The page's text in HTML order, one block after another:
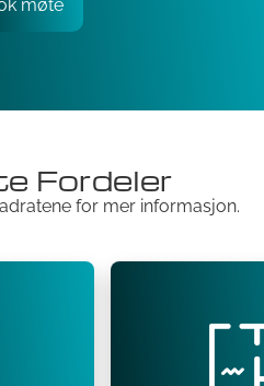
møte
Fordeler
for mer informasjon.